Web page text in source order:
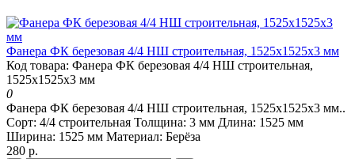
Фанера ФК березовая 4/4 НШ строительная, 1525х1525х3 мм
Код товара: Фанера ФК березовая 4/4 НШ строительная,
1525х1525х3 мм
0
Фанера ФК березовая 4/4 НШ строительная, 1525х1525х3 мм..
Сорт: 4/4 строительная Толщина: 3 мм Длина: 1525 мм
Ширина: 1525 мм Материал: Берёза
280 р.